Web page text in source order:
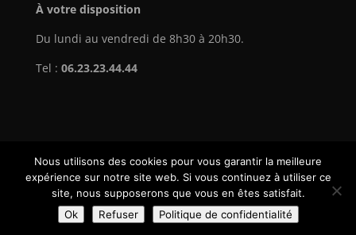
À votre disposition
Du lundi au vendredi de 8h30 à 20h30.
Tel : 06.23.23.44.44
Mentions Légales
Politique de Confidentialité
Plan du Site
Création Site Internet | VEONEO |
Nous utilisons des cookies pour vous garantir la meilleure
expérience sur notre site web. Si vous continuez à utiliser ce
site, nous supposerons que vous en êtes satisfait.
Ok
Refuser Politique de confidentialité